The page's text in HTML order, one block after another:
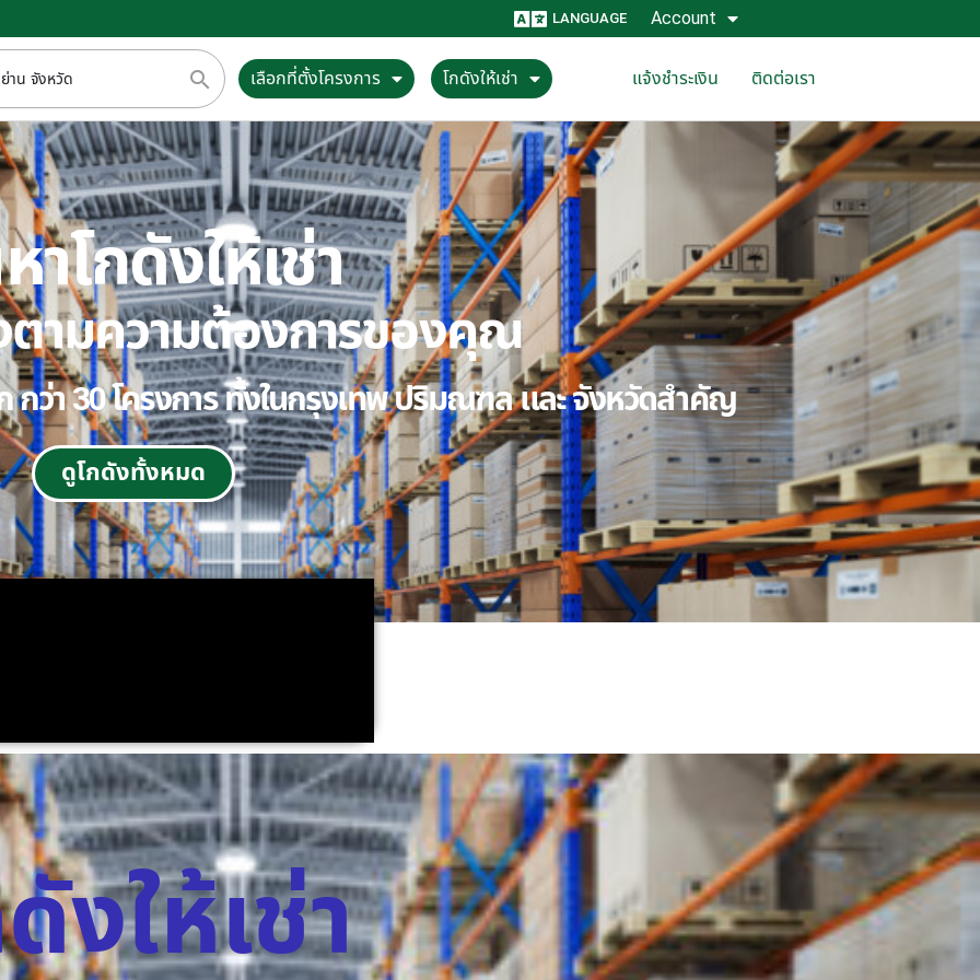
LANGUAGE Account
เลือกที่ตั้งโครงการ โกดังให้เช่า แจ้งชำระเงิน ติดต่อเรา
โกดังให้เช่า
ตามความต้องการของคุณ
กว่า 30 โครงการ ทั้งในกรุงเทพ ปริมณฑล และ จังหวัดสำคัญ
ดูโกดังทั้งหมด
งให้เช่า